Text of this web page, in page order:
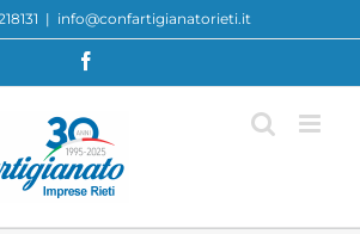
| info@confartigianatorieti.it